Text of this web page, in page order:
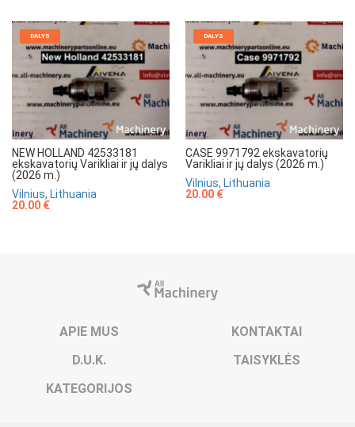
DALYS
NEW HOLLAND 42533181
ekskavatorių Varikliai ir jų dalys
(2026 m.)
Vilnius, Lithuania
20.00 €
DALYS
CASE 9971792 ekskavatorių
Varikliai ir jų dalys (2026 m.)
Vilnius, Lithuania
20.00 €
APIE MUS
KONTAKTAI
D.U.K.
TAISYKLĖS
KATEGORIJOS